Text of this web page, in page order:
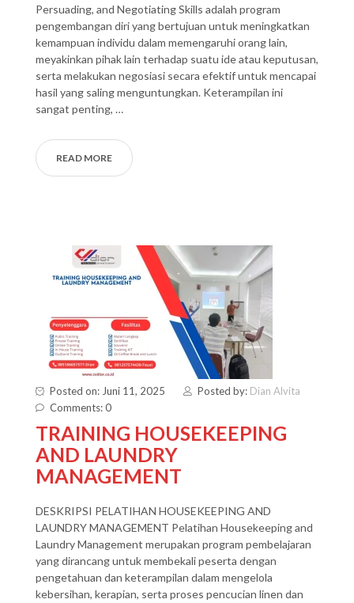
Persuading, and Negotiating Skills adalah program
pengembangan diri yang bertujuan untuk meningkatkan
kemampuan individu dalam memengaruhi orang lain,
meyakinkan pihak lain terhadap suatu ide atau keputusan,
serta melakukan negosiasi secara efektif untuk mencapai
hasil yang saling menguntungkan. Keterampilan ini
sangat penting, …
READ MORE
Posted on: Juni 11, 2025 Posted by: Dian Alvita
Comments: 0
TRAINING HOUSEKEEPING
AND LAUNDRY
MANAGEMENT
DESKRIPSI PELATIHAN HOUSEKEEPING AND
LAUNDRY MANAGEMENT Pelatihan Housekeeping and
Laundry Management merupakan program pembelajaran
yang dirancang untuk membekali peserta dengan
pengetahuan dan keterampilan dalam mengelola
kebersihan, kerapian, serta proses pencucian linen dan